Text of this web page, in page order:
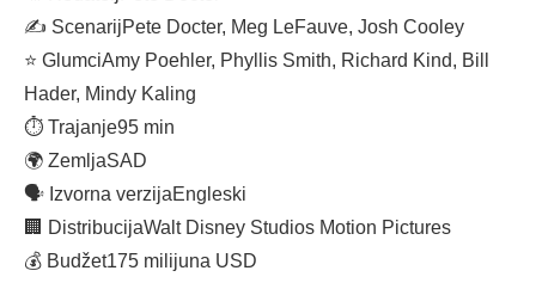
✍️ ScenarijPete Docter, Meg LeFauve, Josh Cooley
⭐ GlumciAmy Poehler, Phyllis Smith, Richard Kind, Bill
Hader, Mindy Kaling
⏱ Trajanje95 min
🌍 ZemljaSAD
🗣 Izvorna verzijaEngleski
🏢 DistribucijaWalt Disney Studios Motion Pictures
💰 Budžet175 milijuna USD